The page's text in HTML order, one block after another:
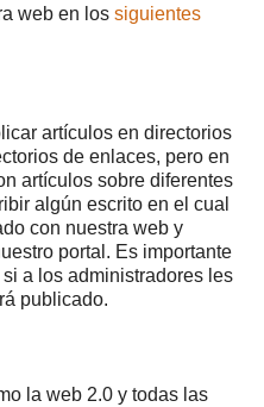
web en los siguientes
artículos en directorios
de enlaces, pero en
artículos sobre diferentes
algún escrito en el cual
con nuestra web y
portal. Es importante
si a los administradores les
publicado.
la web 2.0 y todas las